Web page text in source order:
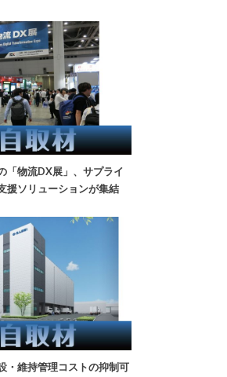
「物流DX展」、サプライ
援ソリューションが集結
・維持管理コストの抑制可